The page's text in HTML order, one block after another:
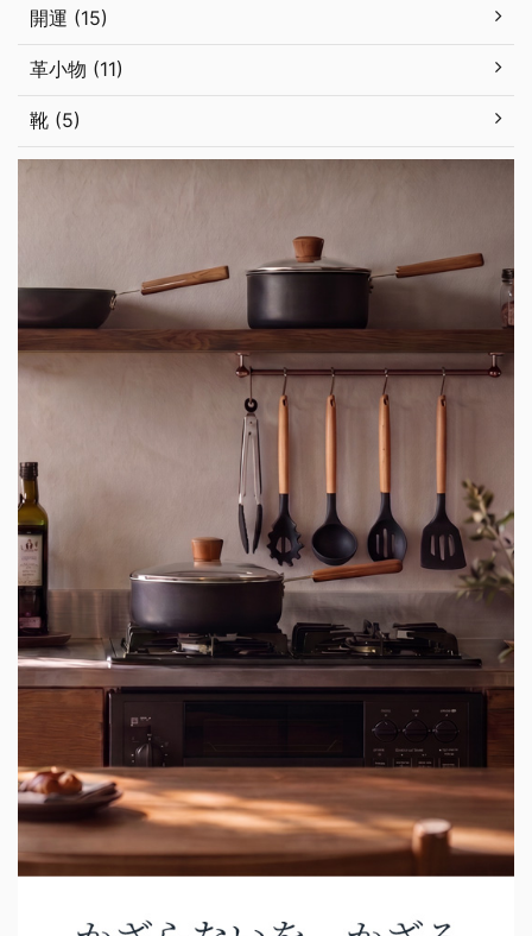
開運 (15)
革小物 (11)
靴 (5)